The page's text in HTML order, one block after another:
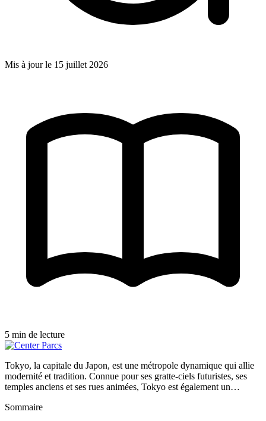
Mis à jour le 15 juillet 2026
5 min de lecture
Tokyo, la capitale du Japon, est une métropole dynamique qui allie
modernité et tradition. Connue pour ses gratte-ciels futuristes, ses
temples anciens et ses rues animées, Tokyo est également un…
Sommaire